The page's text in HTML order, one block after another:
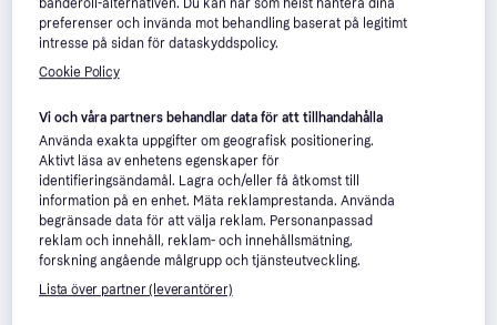
banderoll-alternativen. Du kan när som helst hantera dina
preferenser och invända mot behandling baserat på legitimt
intresse på sidan för dataskyddspolicy.
Cookie Policy
Vi och våra partners behandlar data för att tillhandahålla
Använda exakta uppgifter om geografisk positionering.
Aktivt läsa av enhetens egenskaper för
identifieringsändamål. Lagra och/eller få åtkomst till
information på en enhet. Mäta reklamprestanda. Använda
begränsade data för att välja reklam. Personanpassad
reklam och innehåll, reklam- och innehållsmätning,
forskning angående målgrupp och tjänsteutveckling.
Lista över partner (leverantörer)